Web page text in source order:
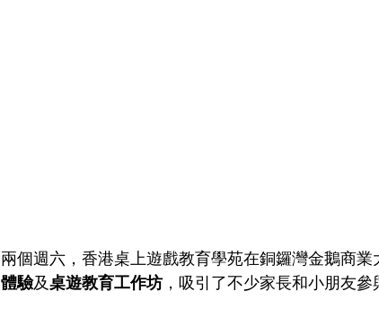
兩個週六，香港桌上遊戲教育學苑在銅鑼灣金鵝商
體驗及桌遊教育工作坊，吸引了不少家長和小朋友參